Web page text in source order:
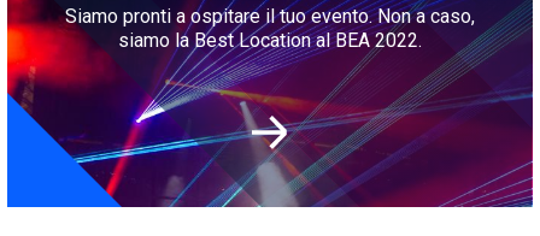
Siamo pronti a ospitare il tuo evento. Non a caso,
siamo la Best Location al BEA 2022.